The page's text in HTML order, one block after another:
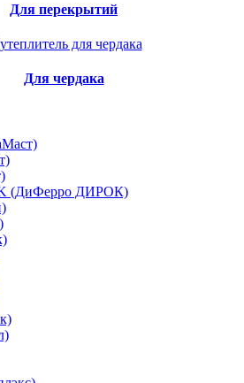
Для перекрытий
Для чердака